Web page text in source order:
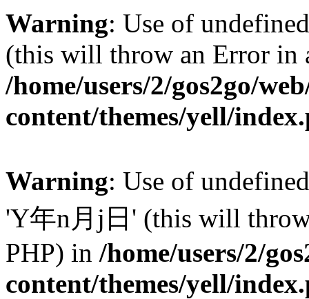
Warning: Use of
(this will throw an Error in
/home/users/2/gos2go/
content/themes/yell/
Warning: Use of
'Y年n月j日' (this will
PHP) in /home/users/2/
content/themes/yell/